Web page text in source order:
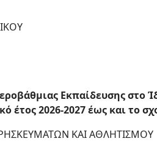
Εκπαίδευσης στο
2026-2027 έως και το
ΚΑΙ ΑΘΛΗΤΙΣΜΟΥ